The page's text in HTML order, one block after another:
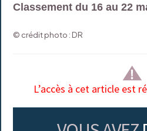
Classement du 16 au 22
© crédit photo : DR
L’accès à cet article est